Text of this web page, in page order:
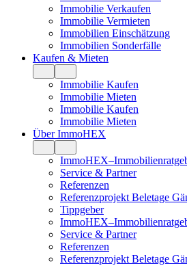
Immobilie Verkaufen
Immobilie Vermieten
Immobilien Einschätzung
Immobilien Sonderfälle
Kaufen & Mieten
Immobilie Kaufen
Immobilie Mieten
Immobilie Kaufen
Immobilie Mieten
Über ImmoHEX
Service & Partner
Referenzen
Referenzprojekt Beletage
Tippgeber
Service & Partner
Referenzen
Referenzprojekt Beletage